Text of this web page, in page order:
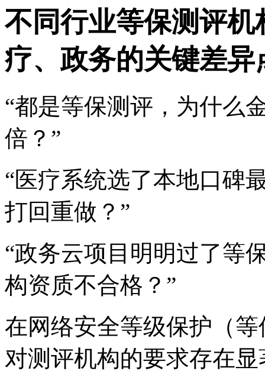
不同行业等保测评
疗、政务的关键差异
“都是等保测评，为什么
倍？”
“医疗系统选了本地口碑
打回重做？”
“政务云项目明明过了等
构资质不合格？”
在网络安全等级保护（
对测评机构的要求存在